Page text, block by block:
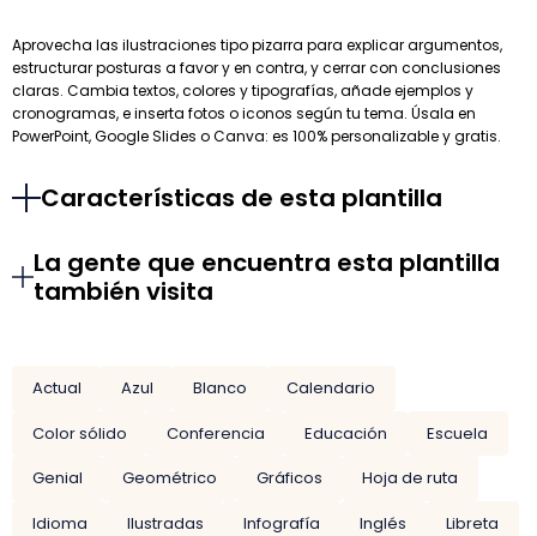
Aprovecha las ilustraciones tipo pizarra para explicar argumentos,
estructurar posturas a favor y en contra, y cerrar con conclusiones
claras. Cambia textos, colores y tipografías, añade ejemplos y
cronogramas, e inserta fotos o iconos según tu tema. Úsala en
PowerPoint, Google Slides o Canva: es 100% personalizable y gratis.
Características de esta plantilla
La gente que encuentra esta plantilla
también visita
Actual Azul Blanco
Calendario
Color sólido
Conferencia Educación
Escuela
Genial
Geométrico Gráficos
Hoja de ruta
Idioma
Ilustradas Infografía Inglés
Libreta